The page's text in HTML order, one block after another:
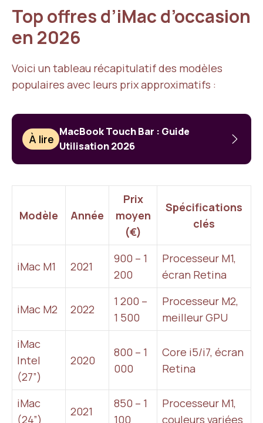
Top offres d’iMac d’occasion
en 2026
Voici un tableau récapitulatif des modèles
populaires avec leurs prix approximatifs :
À lire
MacBook Touch Bar : Guide
Utilisation 2026
Modèle Année
Prix
moyen
(€)
Spécifications
clés
iMac M1 2021
900 – 1
200
Processeur M1,
écran Retina
iMac M2 2022
1 200 –
1 500
Processeur M2,
meilleur GPU
iMac
Intel
(27”)
2020
800 – 1
000
Core i5/i7, écran
Retina
iMac
(24”)
2021
850 – 1
100
Processeur M1,
couleurs variées